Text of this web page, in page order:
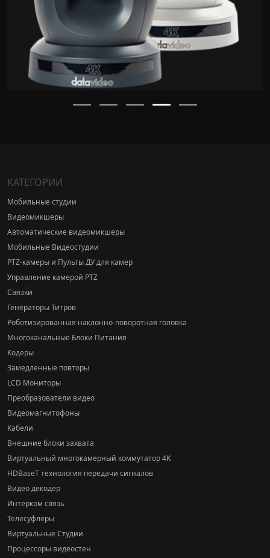
КАТЕГОРИИ
Мобильные студии
Видеомикшеры
Автоматические видеомикшеры
Мобильные Видеостудии
PTZ-камеры и Пульты ДУ для камер
Управление камерой PTZ
Связки
Генераторы Титров
Роботизированная наклонно-поворотная головка
Многоканальные Блоки Питания
Кодеры
Замедленные повторы
LCD Мониторы
Преобразователи видео
Видеомагнитофоны
Кабели
Внешние блоки захвата
Виртуальный многокамерный коммутатор 4K
HDBaseT технология передачи сигналов
Видео декодер
Интерком связь
Телесуфлеры
Виртуальные Студии
Процессоры видеостен